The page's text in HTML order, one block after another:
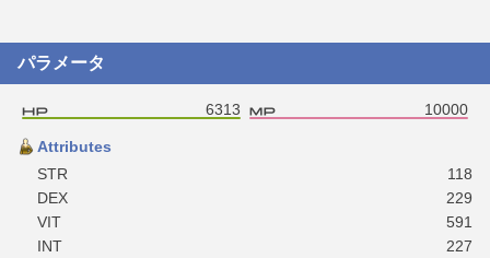
パラメータ
6313 10000
Attributes
STR
118
DEX
229
VIT
591
INT
227